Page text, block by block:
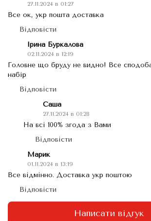
27.11.2024 в 01:27
Все ок, укр пошта доставка
Відповісти
Ірина Буркалова
02.11.2024 в 12:19
Головне що бруду не видно! Все
набір
Відповісти
Саша
27.11.2024 в 01:28
На всі 100% згода з Вами
Відповісти
Марик
01.11.2024 в 13:19
Все відмінно. Доставка укр поштою
Відповісти
Написати відгук